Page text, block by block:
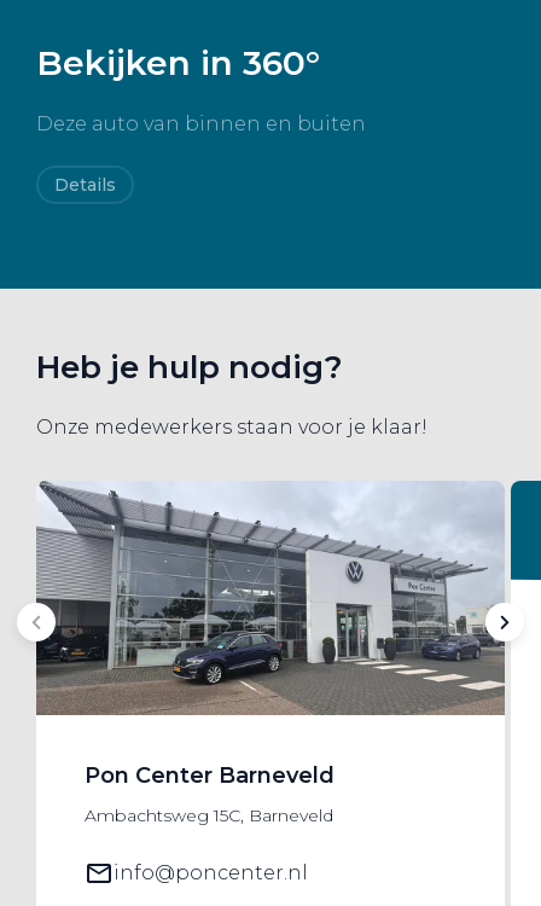
Bekijken in 360°
Deze auto van binnen en buiten
Details
Heb je hulp nodig?
Onze medewerkers staan voor je klaar!
Pon Center Barneveld
Ambachtsweg 15C, Barneveld
info@poncenter.nl